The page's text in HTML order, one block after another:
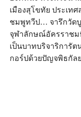
เมืองสุโขทัย ประเท
ชมพูทวีป… จารึกวัดบู
จุฬาลักษณ์อัครราชม
เป็นบาทบริจาริการั
กอร์ปด้วยปัญจพิธกั